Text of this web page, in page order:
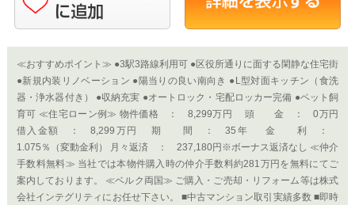
≪おすすめポイント≫ ●3駅3路線利用可 ●区役所通りに面する閑静な住宅街
●新規内装リノベーション ●陽当りの良い南向き ●L型対面キッチン（食洗
器・浄水器付き） ●収納充実 ●オートロック・宅配ロッカー完備 ●ペット飼
育可 ≪住宅ローン例≫ 物件価格 ： 8,299万円 頭 金 ： 0万円
借入金額 ： 8,299万円 期 間 ： 35年 金 利 ：
1.075％（変動金利） 月々返済 ： 237,180円※ボーナス返済なし ≪仲介
手数料無料≫ 当社では本物件購入時の仲介手数料約281万円を無料にてご
案内しております。 ≪ベルク両国≫ ご購入・ご売却・リフォーム等は株式
会社インテグリティにお任せ下さい。 ■中古マンション取引実績多数 ■即時